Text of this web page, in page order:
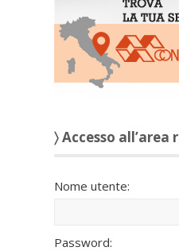
〉 Accesso
Nome utente:
Password: